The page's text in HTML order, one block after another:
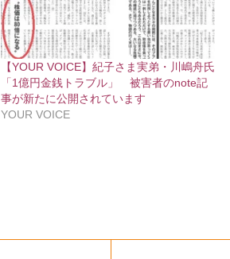
【YOUR VOICE】紀子さま実弟・川嶋舟氏
「1億円金銭トラブル」 被害者のnote記
事が新たに公開されています
YOUR VOICE